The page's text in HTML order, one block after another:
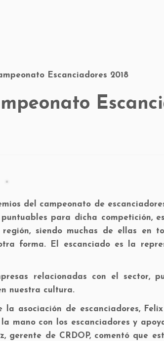
Escanciadores 2018
del campeonato de
para dicha competición,
siendo muchas de ellas en
forma. El escanciado es la
relacionadas con el sector,
nuestra cultura.
asociación de escanciadores,
mano con los escanciadores y
gerente de CRDOP, comentó que